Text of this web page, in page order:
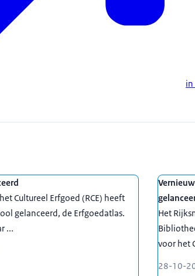
in
Cultureel Erfgoed (RCE) heeft
gelanceerd, de Erfgoedatlas.
...
Het
voor het
28-10-